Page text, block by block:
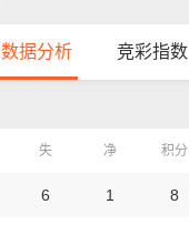
数据分析 竞彩指数
失 净 积分
6 1 8